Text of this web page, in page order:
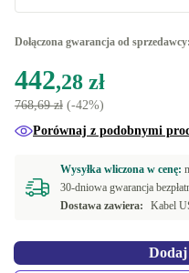
czarny
Dołączona gwarancja od sprzedawcy:
442,28 zł
768,69 zł (-42%)
Porównaj z podobnymi
Wysyłka wliczona w cenę:
30-dniowa gwarancja
Dostawa zawiera:
Kabel
Dodaj